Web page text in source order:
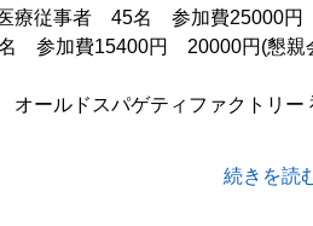
療従事者　45名　参加費25000円
　参加費15400円　20000円(懇親
オールドスパゲティファクトリー
続きを読